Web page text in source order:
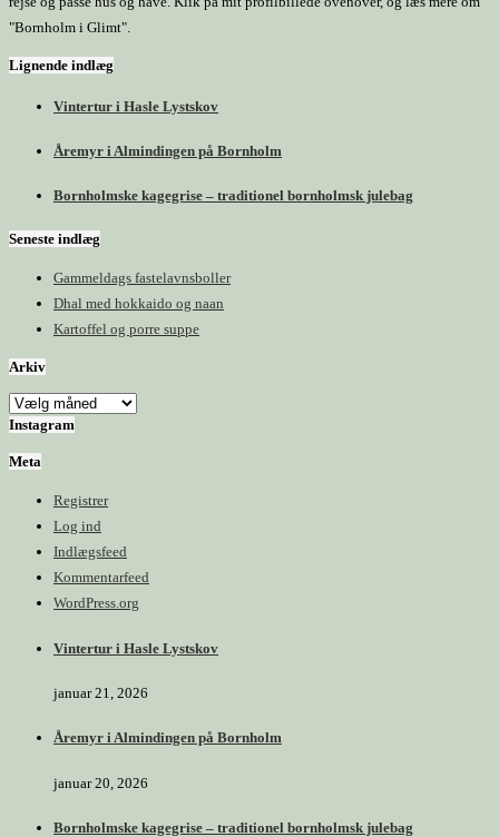
"Bornholm i Glimt".
Lignende indlæg
Vintertur i Hasle Lystskov
Åremyr i Almindingen på Bornholm
Bornholmske kagegrise – traditionel bornholmsk julebag
Seneste indlæg
Gammeldags fastelavnsboller
Dhal med hokkaido og naan
Kartoffel og porre suppe
Arkiv
Arkiv
Instagram
Meta
Registrer
Log ind
Indlægsfeed
Kommentarfeed
WordPress.org
Vintertur i Hasle Lystskov
januar 21, 2026
Åremyr i Almindingen på Bornholm
januar 20, 2026
Bornholmske kagegrise – traditionel bornholmsk julebag